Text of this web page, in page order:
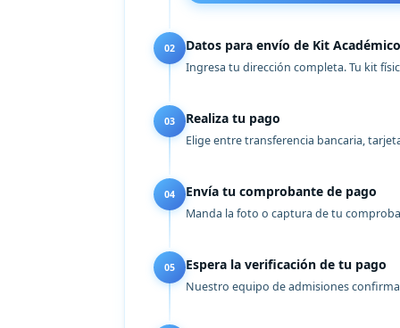
02 Datos para envío de Kit Académico
Ingresa tu dirección completa. Tu kit
03 Realiza tu pago
Elige entre transferencia bancaria,
04 Envía tu comprobante de pago
Manda la foto o captura de tu
05 Espera la verificación de tu pago
Nuestro equipo de admisiones